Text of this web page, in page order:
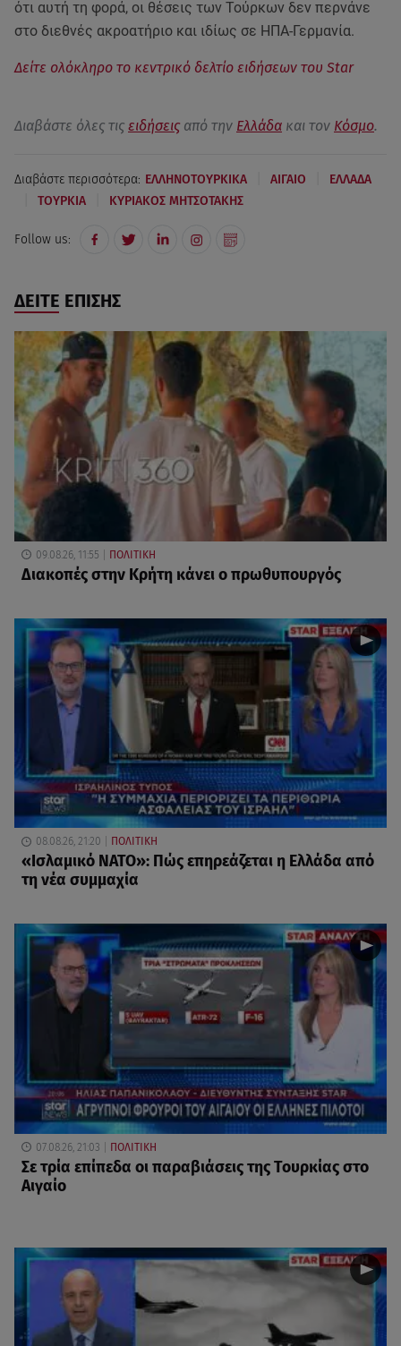
ότι αυτή τη φορά, οι θέσεις των Τούρκων δεν περνάνε
στο διεθνές ακροατήριο και ιδίως σε ΗΠΑ-Γερμανία.
Δείτε ολόκληρο το κεντρικό δελτίο ειδήσεων του Star
Διαβάστε όλες τις ειδήσεις από την Ελλάδα και τον Κόσμο.
Διαβάστε περισσότερα: ΕΛΛΗΝΟΤΟΥΡΚΙΚΑ ΑΙΓΑΙΟ ΕΛΛΑΔΑ
ΤΟΥΡΚΙΑ ΚΥΡΙΑΚΟΣ ΜΗΤΣΟΤΑΚΗΣ
Follow us:
ΔΕΙΤΕ ΕΠΙΣΗΣ
09.08.26, 11:55 ΠΟΛΙΤΙΚΗ
Διακοπές στην Κρήτη κάνει ο πρωθυπουργός
08.08.26, 21:20 ΠΟΛΙΤΙΚΗ
«Ισλαμικό ΝΑΤΟ»: Πώς επηρεάζεται η Ελλάδα από
τη νέα συμμαχία
07.08.26, 21:03 ΠΟΛΙΤΙΚΗ
Σε τρία επίπεδα οι παραβιάσεις της Τουρκίας στο
Αιγαίο